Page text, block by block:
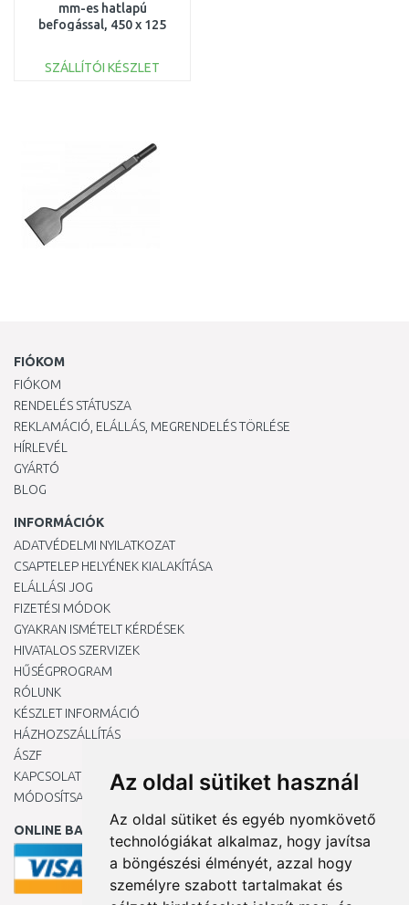
Az oldal sütiket használ
Az oldal sütiket és egyéb nyomkövető
technológiákat alkalmaz, hogy javítsa
a böngészési élményét, azzal hogy
személyre szabott tartalmakat és
mm-es hatlapú
befogással, 450 x 125
SZÁLLÍTÓI KÉSZLET
FIÓKOM
FIÓKOM
RENDELÉS STÁTUSZA
REKLAMÁCIÓ, ELÁLLÁS, MEGRENDELÉS TÖRLÉSE
HÍRLEVÉL
GYÁRTÓ
BLOG
INFORMÁCIÓK
ADATVÉDELMI NYILATKOZAT
CSAPTELEP HELYÉNEK KIALAKÍTÁSA
ELÁLLÁSI JOG
FIZETÉSI MÓDOK
GYAKRAN ISMÉTELT KÉRDÉSEK
HIVATALOS SZERVIZEK
HŰSÉGPROGRAM
RÓLUNK
KÉSZLET INFORMÁCIÓ
HÁZHOZSZÁLLÍTÁS
ÁSZF
KAPCSOLAT
MÓDOSÍTSA A COOKIE-BEÁLLÍTÁSAIMAT
ONLINE BANKKÁRTYÁVAL